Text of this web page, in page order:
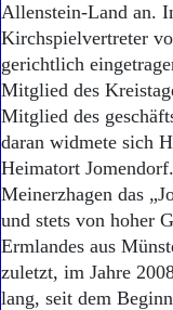
Allenstein-Land an.
Kirchspielvertreter
gerichtlich
Mitglied des
Mitglied des
daran widmete sich
Heimatort
Meinerzhagen das
und stets von hoher
Ermlandes aus
zuletzt, im Jahre
lang, seit dem